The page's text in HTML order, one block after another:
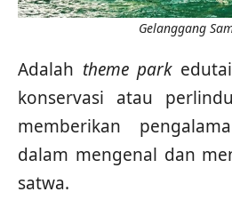
Gelanggang
Adalah theme park
konservasi atau
memberikan
dalam mengenal dan
satwa.